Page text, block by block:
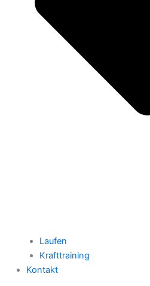
Laufen
Krafttraining
Kontakt